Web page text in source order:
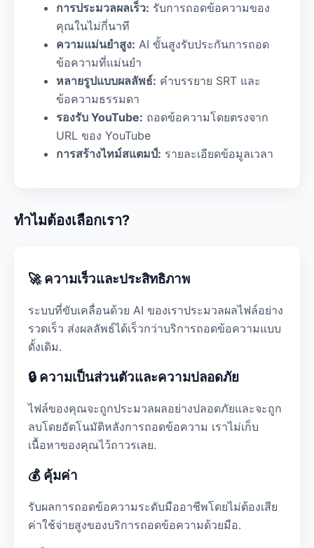
การประมวลผลเร็ว: รับการถอดข้อความของ
คุณในไม่กี่นาที
ความแม่นยำสูง: AI ขั้นสูงรับประกันการถอด
ข้อความที่แม่นยำ
หลายรูปแบบผลลัพธ์: คำบรรยาย SRT และ
ข้อความธรรมดา
รองรับ YouTube: ถอดข้อความโดยตรงจาก
URL ของ YouTube
การสร้างไทม์สแตมป์: รายละเอียดข้อมูลเวลา
ทำไมต้องเลือกเรา?
🚀 ความเร็วและประสิทธิภาพ
ระบบที่ขับเคลื่อนด้วย AI ของเราประมวลผลไฟล์อย่าง
รวดเร็ว ส่งผลลัพธ์ได้เร็วกว่า​บริการถอดข้อความแบบ
ดั้งเดิม.
🔒 ความเป็นส่วนตัวและความปลอดภัย
ไฟล์ของคุณจะถูกประมวลผลอย่างปลอดภัยและจะถูก
ลบโดยอัตโนมัติหลังการถอดข้อความ เราไม่เก็บ
เนื้อหาของคุณไว้ถาวรเลย.
💰 คุ้มค่า
รับผลการถอดข้อความระดับมืออาชีพโดยไม่ต้องเสีย
ค่าใช้จ่ายสูงของบริการถอดข้อความด้วยมือ.